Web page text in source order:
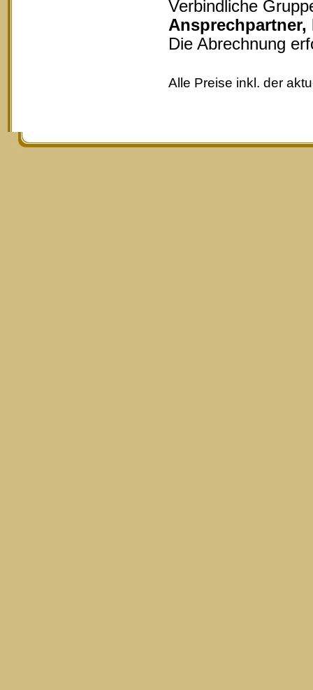
Verbindliche
Die Abrechnung
Alle Preise inkl. der